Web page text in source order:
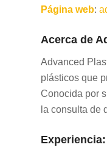
Página web:
Acerca de
Advanced
plásticos que
Conocida por
la consulta de
Experiencia: